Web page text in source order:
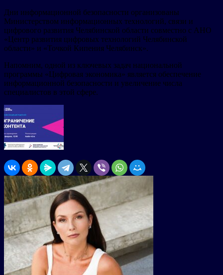
Дни информационной безопасности организованы
Министерством информационных технологий, связи и
цифрового развития Челябинской области совместно с АНО
«Центр развития цифровых технологий Челябинской
области» и «Точкой Кипения Челябинск».
Напомним, одной из ключевых задач национальной
программы «Цифровая экономика» является обеспечение
информационной безопасности и увеличение числа
специалистов в этой сфере.